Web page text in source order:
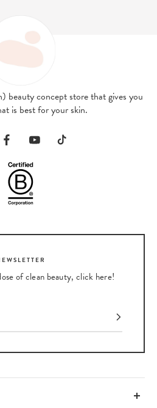
beauty concept store that gives you
is best for your skin.
of clean beauty, click here!